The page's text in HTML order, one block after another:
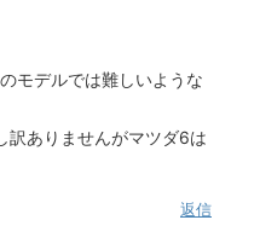
モデルでは難しいような
訳ありませんがマツダ6は
返信